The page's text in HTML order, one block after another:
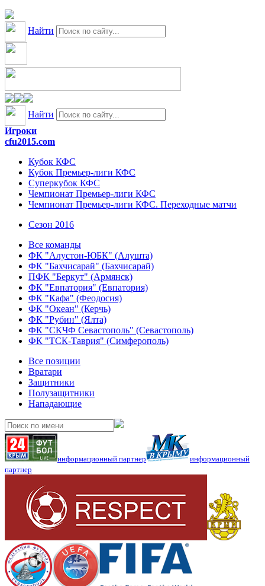
Найти
Найти
Игроки
cfu2015.com
Кубок КФС
Кубок Премьер-лиги КФС
Суперкубок КФС
Чемпионат Премьер-лиги КФС
Чемпионат Премьер-лиги КФС. Переходные матчи
Сезон 2016
Все команды
ФК "Алустон-ЮБК" (Алушта)
ФК "Бахчисарай" (Бахчисарай)
ПФК "Беркут" (Армянск)
ФК "Евпатория" (Евпатория)
ФК "Кафа" (Феодосия)
ФК "Океан" (Керчь)
ФК "Рубин" (Ялта)
ФК "СКЧФ Севастополь" (Севастополь)
ФК "ТСК-Таврия" (Симферополь)
Все позиции
Вратари
Защитники
Полузащитники
Нападающие
информационный партнер
информационный
партнер